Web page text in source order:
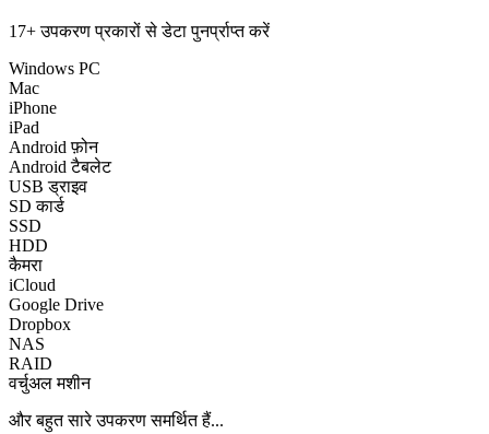
17+ उपकरण प्रकारों से डेटा पुनर्प्राप्त करें
Windows PC
Mac
iPhone
iPad
Android फ़ोन
Android टैबलेट
USB ड्राइव
SD कार्ड
SSD
HDD
कैमरा
iCloud
Google Drive
Dropbox
NAS
RAID
वर्चुअल मशीन
और बहुत सारे उपकरण समर्थित हैं...